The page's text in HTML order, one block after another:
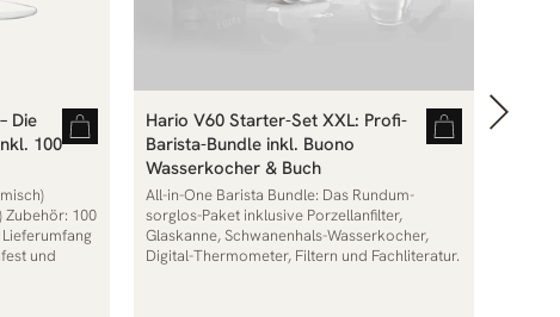
Die
100
Zubehör: 100
und
Hario V60 Starter-Set XXL: Profi-
Barista-Bundle inkl. Buono
Wasserkocher & Buch
All-in-One Barista Bundle: Das Rundum-
sorglos-Paket inklusive Porzellanfilter,
Glaskanne, Schwanenhals-Wasserkocher,
Digital-Thermometer, Filtern und Fachliteratur.